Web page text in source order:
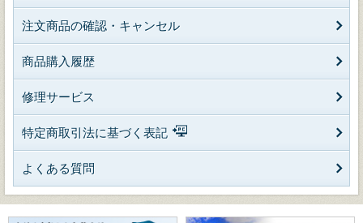
注文商品の確認・キャンセル
商品購入履歴
修理サービス
特定商取引法に基づく表記
よくある質問